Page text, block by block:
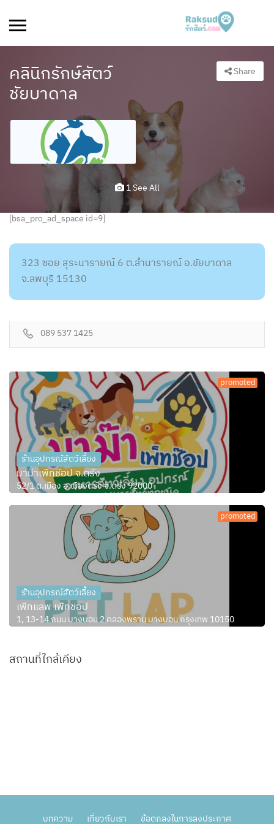
คลินิกรักษ์สัตว์
ชัยบาดาล
Share
1 See All
[bsa_pro_ad_space id=9]
323 ซอย สุระนารายณ์ 6 ต.ลำนารายณ์ อ.ชัยบาดาล
จ.ลพบุรี 15130
089 537 1425
promoted
ร้านอุปกรณ์สัตว์เลี้ยง
มาม๊าเพ็ทช๊อป จ.ตรัง
52/1 ต.เมือง อ.เมืองตรัง จ.ตรัง 92000
promoted
ร้านอุปกรณ์สัตว์เลี้ยง
เพ็ทแลพ เพ็ทชอป
1, 13-14 ถนน บางบอน 2 คลองพราน บางบอน กรุงเทพ 10150
สถานที่ใกล้เคียง
บทความ เกี่ยวกับเรา ข้อตกลงในการลงประกาศ